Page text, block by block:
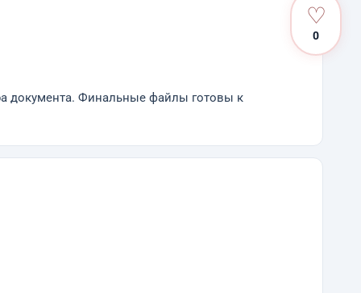
документа. Финальные файлы готовы к
♡
0